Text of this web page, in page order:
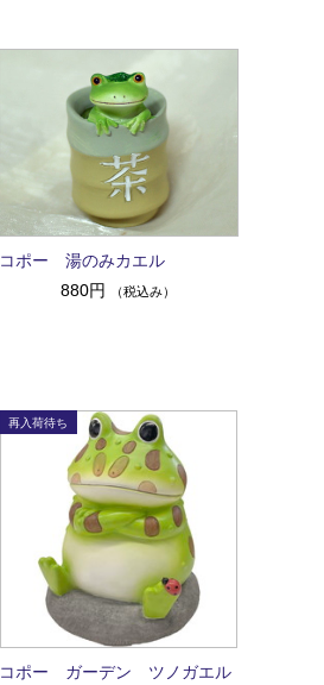
コポー 湯のみカエル
880円
（税込み）
コポー ガーデン ツノガエル